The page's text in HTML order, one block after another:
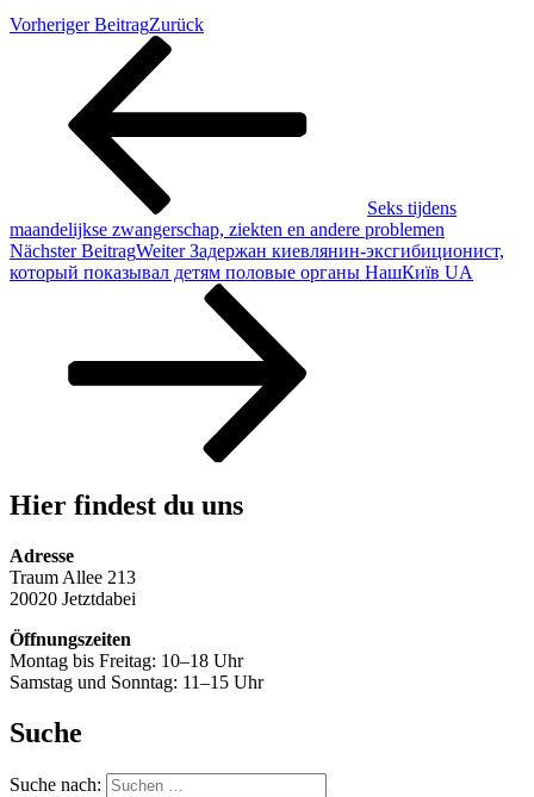
Vorheriger BeitragZurück
Seks tijdens
maandelijkse zwangerschap, ziekten en andere problemen
Nächster BeitragWeiter Задержан киевлянин-эксгибиционист,
который показывал детям половые органы НашКиїв UA
Hier findest du uns
Adresse
Traum Allee 213
20020 Jetztdabei
Öffnungszeiten
Montag bis Freitag: 10–18 Uhr
Samstag und Sonntag: 11–15 Uhr
Suche
Suche nach: